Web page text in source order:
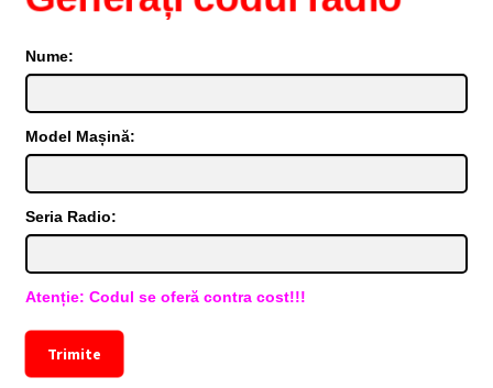
Nume:
Model Mașină:
Seria Radio:
Atenție: Codul se oferă contra cost!!!
Trimite